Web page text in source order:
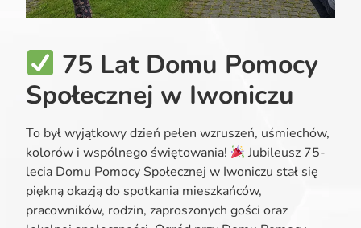
75 Lat Domu Pomocy
Społecznej w Iwoniczu
To był wyjątkowy dzień pełen wzruszeń, uśmiechów,
kolorów i wspólnego świętowania!
Jubileusz 75-
lecia Domu Pomocy Społecznej w Iwoniczu stał się
piękną okazją do spotkania mieszkańców,
pracowników, rodzin, zaproszonych gości oraz